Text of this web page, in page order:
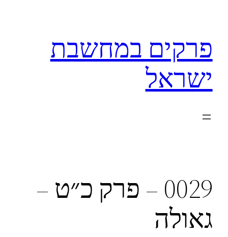
פרקים במחשבת
ישראל
0029 – פרק כ״ט –
גאולה